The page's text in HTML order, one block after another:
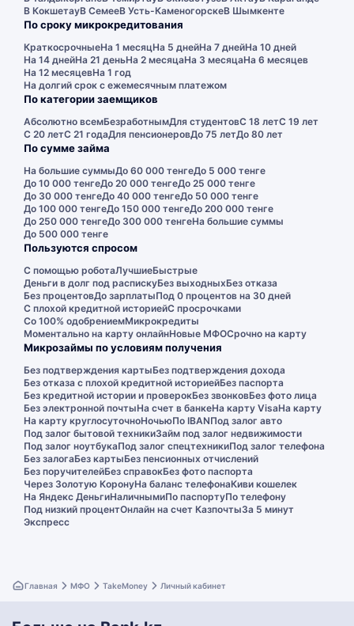
В КокшетауВ СемееВ Усть-КаменогорскеВ Шымкенте
По сроку микрокредитования
КраткосрочныеНа 1 месяцНа 5 днейНа 7 днейНа 10 дней
На 14 днейНа 21 деньНа 2 месяцаНа 3 месяцаНа 6 месяцев
На 12 месяцевНа 1 год
На долгий срок с ежемесячным платежом
По категории заемщиков
Абсолютно всемБезработнымДля студентовС 18 летС 19 лет
С 20 летС 21 годаДля пенсионеровДо 75 летДо 80 лет
По сумме займа
На большие суммыДо 60 000 тенгеДо 5 000 тенге
До 10 000 тенгеДо 20 000 тенгеДо 25 000 тенге
До 30 000 тенгеДо 40 000 тенгеДо 50 000 тенге
До 100 000 тенгеДо 150 000 тенгеДо 200 000 тенге
До 250 000 тенгеДо 300 000 тенгеНа большие суммы
До 500 000 тенге
Пользуются спросом
С помощью роботаЛучшиеБыстрые
Деньги в долг под распискуБез выходныхБез отказа
Без процентовДо зарплатыПод 0 процентов на 30 дней
С плохой кредитной историейС просрочками
Со 100% одобрениемМикрокредиты
Моментально на карту онлайнНовые МФОСрочно на карту
Микрозаймы по условиям получения
Без подтверждения картыБез подтверждения дохода
Без отказа с плохой кредитной историейБез паспорта
Без кредитной истории и проверокБез звонковБез фото лица
Без электронной почтыНа счет в банкеНа карту VisaНа карту
На карту круглосуточноНочьюПо IBANПод залог авто
Под залог бытовой техникиЗайм под залог недвижимости
Под залог ноутбукаПод залог спецтехникиПод залог телефона
Без залогаБез картыБез пенсионных отчислений
Без поручителейБез справокБез фото паспорта
Через Золотую КоронуНа баланс телефонаКиви кошелек
На Яндекс ДеньгиНаличнымиПо паспортуПо телефону
Под низкий процентОнлайн на счет КазпочтыЗа 5 минут
Экспресс
Главная МФО TakeMoney Личный кабинет